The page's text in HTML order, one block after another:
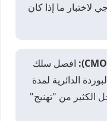
لاختبار ما إذا كان
افصل سلك
الدائرية لمدة
الكثير من "تهنيج"